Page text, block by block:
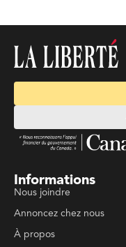
Informations
Nous joindre
Annoncez chez nous
À propos